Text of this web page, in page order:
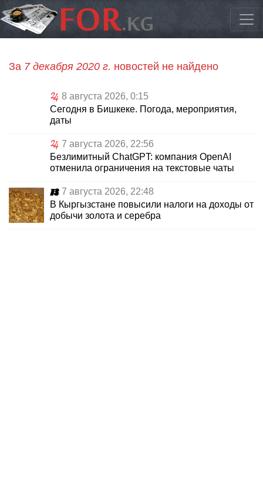
За 7 декабря 2020 г. новостей не найдено
8 августа 2026, 0:15
Сегодня в Бишкеке. Погода, мероприятия,
даты
7 августа 2026, 22:56
Безлимитный ChatGPT: компания OpenAI
отменила ограничения на текстовые чаты
7 августа 2026, 22:48
В Кыргызстане повысили налоги на доходы от
добычи золота и серебра